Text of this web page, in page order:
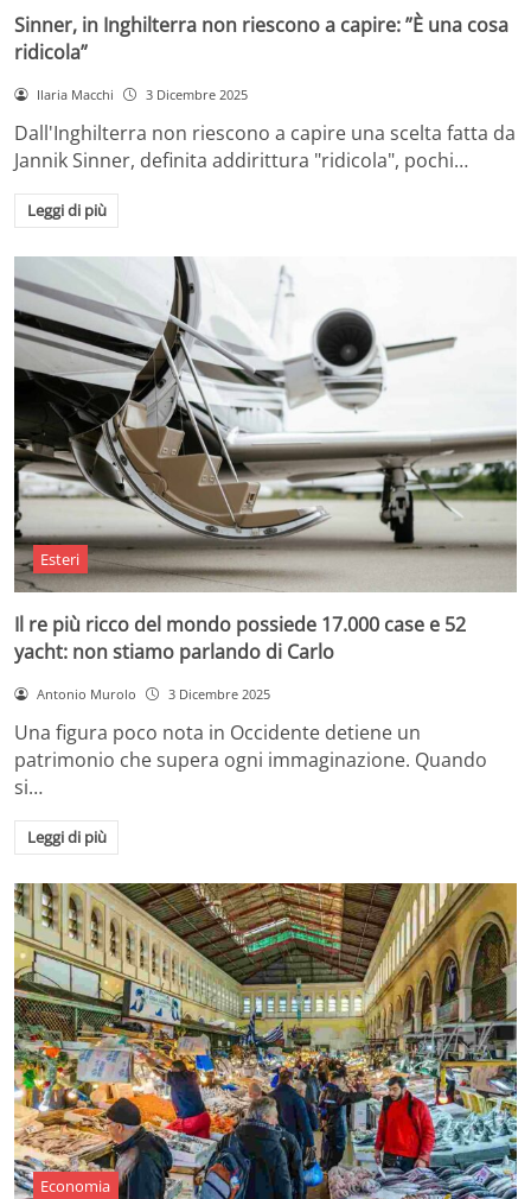
Sinner, in Inghilterra non riescono a capire: ”È una cosa
ridicola”
Ilaria Macchi 3 Dicembre 2025
Dall'Inghilterra non riescono a capire una scelta fatta da
Jannik Sinner, definita addirittura "ridicola", pochi…
Leggi di più
Esteri
Il re più ricco del mondo possiede 17.000 case e 52
yacht: non stiamo parlando di Carlo
Antonio Murolo 3 Dicembre 2025
Una figura poco nota in Occidente detiene un
patrimonio che supera ogni immaginazione. Quando
si…
Leggi di più
Economia